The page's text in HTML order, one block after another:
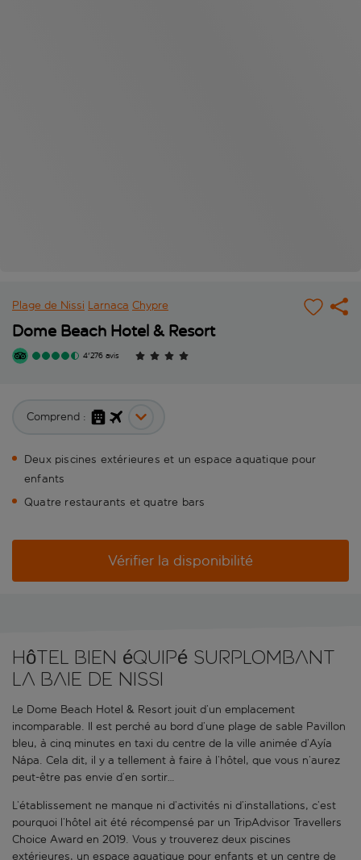
Plage de Nissi Larnaca Chypre
Dome Beach Hotel & Resort
4'276 avis
Comprend :
Deux piscines extérieures et un espace aquatique pour
enfants
Quatre restaurants et quatre bars
Vérifier la disponibilité
Hôtel bien équipé surplombant
la baie de Nissi
Le Dome Beach Hotel & Resort jouit d’un emplacement
incomparable. Il est perché au bord d’une plage de sable Pavillon
bleu, à cinq minutes en taxi du centre de la ville animée d’Ayía
Nápa. Cela dit, il y a tellement à faire à l’hôtel, que vous n’aurez
peut-être pas envie d’en sortir…
L’établissement ne manque ni d’activités ni d’installations, c’est
pourquoi l’hôtel ait été récompensé par un TripAdvisor Travellers
Choice Award en 2019. Vous y trouverez deux piscines
extérieures, un espace aquatique pour enfants et un centre de